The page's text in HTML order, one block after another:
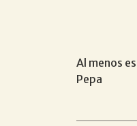
Al menos
Pepa